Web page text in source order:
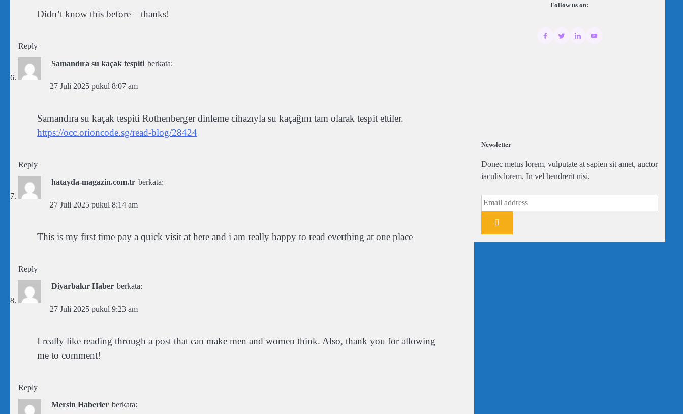
Didn’t know this before – thanks!
Reply
Samandıra su kaçak tespiti berkata:
27 Juli 2025 pukul 8:07 am
Samandıra su kaçak tespiti Rothenberger dinleme cihazıyla su kaçağını tam olarak tespit ettiler.
https://occ.orioncode.sg/read-blog/28424
Reply
hatayda-magazin.com.tr berkata:
27 Juli 2025 pukul 8:14 am
This is my first time pay a quick visit at here and i am really happy to read everthing at one place
Reply
Diyarbakır Haber berkata:
27 Juli 2025 pukul 9:23 am
I really like reading through a post that can make men and women think. Also, thank you for allowing
me to comment!
Reply
Mersin Haberler berkata:
Follow us on:
Newsletter
Donec metus lorem, vulputate at sapien sit amet, auctor
iaculis lorem. In vel hendrerit nisi.